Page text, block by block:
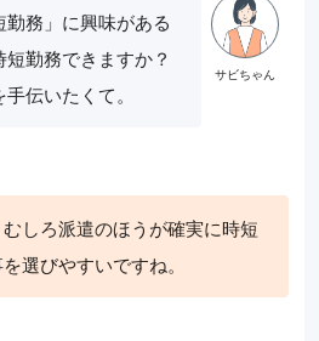
務」に興味がある
勤務できますか？
伝いたくて。
しろ派遣のほうが確実に時短
選びやすいですね。